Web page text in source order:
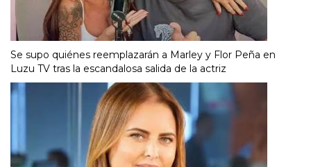
Se supo quiénes reemplazarán a Marley y Flor Peña en
Luzu TV tras la escandalosa salida de la actriz